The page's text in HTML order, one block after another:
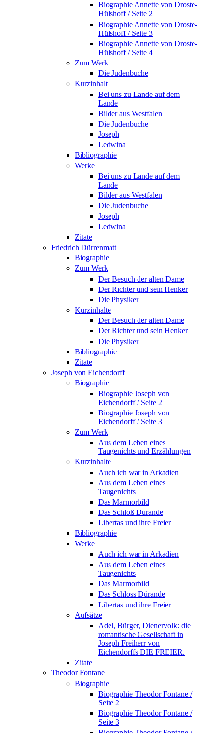
Biographie Annette von Droste-
Hülshoff / Seite 2
Biographie Annette von Droste-
Hülshoff / Seite 3
Biographie Annette von Droste-
Hülshoff / Seite 4
Zum Werk
Die Judenbuche
Kurzinhalt
Bei uns zu Lande auf dem
Lande
Bilder aus Westfalen
Die Judenbuche
Joseph
Ledwina
Bibliographie
Werke
Bei uns zu Lande auf dem
Lande
Bilder aus Westfalen
Die Judenbuche
Joseph
Ledwina
Zitate
Friedrich Dürrenmatt
Biographie
Zum Werk
Der Besuch der alten Dame
Der Richter und sein Henker
Die Physiker
Kurzinhalte
Der Besuch der alten Dame
Der Richter und sein Henker
Die Physiker
Bibliographie
Zitate
Joseph von Eichendorff
Biographie
Biographie Joseph von
Eichendorff / Seite 2
Biographie Joseph von
Eichendorff / Seite 3
Zum Werk
Aus dem Leben eines
Taugenichts und Erzählungen
Kurzinhalte
Auch ich war in Arkadien
Aus dem Leben eines
Taugenichts
Das Marmorbild
Das Schloß Dürande
Libertas und ihre Freier
Bibliographie
Werke
Auch ich war in Arkadien
Aus dem Leben eines
Taugenichts
Das Marmorbild
Das Schloss Dürande
Libertas und ihre Freier
Aufsätze
Adel, Bürger, Dienervolk: die
romantische Gesellschaft in
Joseph Freiherr von
Eichendorffs DIE FREIER.
Zitate
Theodor Fontane
Biographie
Biographie Theodor Fontane /
Seite 2
Biographie Theodor Fontane /
Seite 3